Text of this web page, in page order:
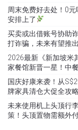
周末免费好去处！0
安排上了
买卖或出借账号协助
打诈骗，未来有望推
2026最新《新加坡米
家餐馆新晋一星！中
国庆好康来袭！从
牌家具清仓大促全攻
未来使用机上头顶行
策！头顶置物需额外付